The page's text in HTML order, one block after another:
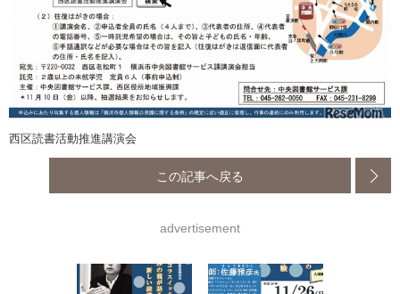
西区読書活動推進講演会
この記事へ戻る
advertisement